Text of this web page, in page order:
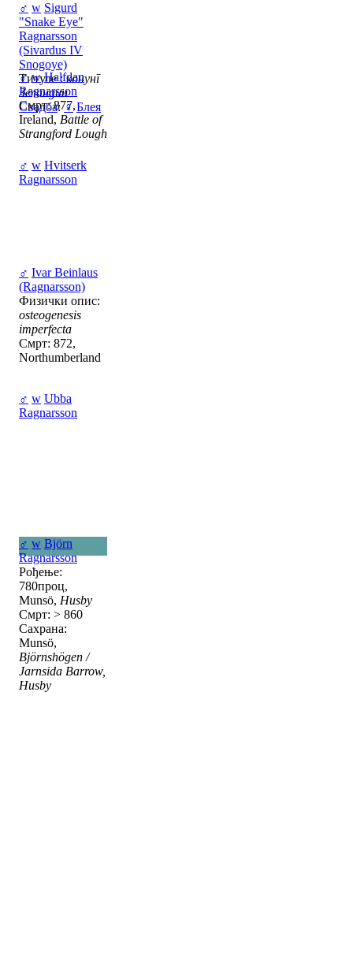
♂ w Sigurd
"Snake Eye"
Ragnarsson
(Sivardus IV
Snogoye)
Титуле :конунг
Зеландии
Свадба:♀ Блея
♂ w Halfdan
Ragnarsson
Смрт: 877,
Ireland, Battle of
Strangford Lough
♂ w Hvitserk
Ragnarsson
♂ Ivar Beinlaus
(Ragnarsson)
Физички опис:
osteogenesis
imperfecta
Смрт: 872,
Northumberland
♂ w Ubba
Ragnarsson
♂ w Björn
Ragnarsson
Рођење:
780проц,
Munsö, Husby
Смрт: > 860
Сахрана:
Munsö,
Björnshögen /
Jarnsida Barrow,
Husby